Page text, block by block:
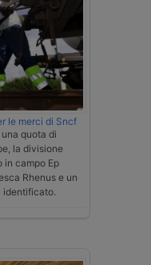
le merci di Sncf
quota di
la divisione
in campo Ep
Rhenus e un
identificato.